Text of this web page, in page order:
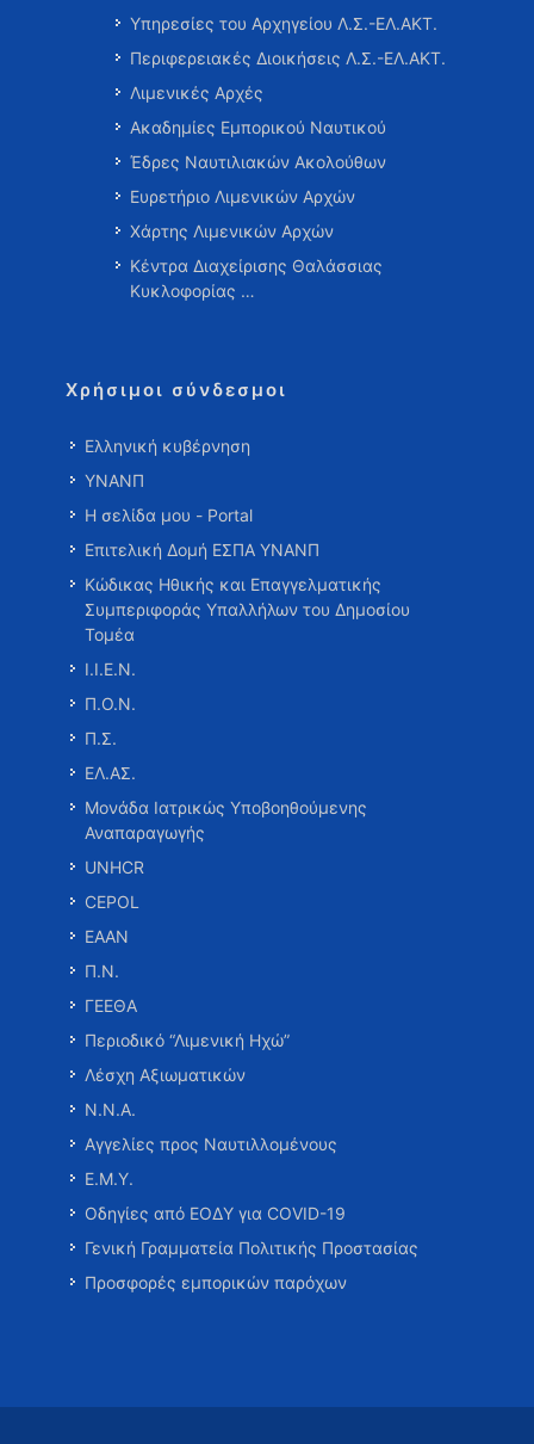
Υπηρεσίες του Αρχηγείου Λ.Σ.-ΕΛ.ΑΚΤ.
Περιφερειακές Διοικήσεις Λ.Σ.-ΕΛ.ΑΚΤ.
Λιμενικές Αρχές
Ακαδημίες Εμπορικού Ναυτικού
Έδρες Ναυτιλιακών Ακολούθων
Ευρετήριο Λιμενικών Αρχών
Χάρτης Λιμενικών Αρχών
Κέντρα Διαχείρισης Θαλάσσιας
Κυκλοφορίας …
Χρήσιμοι σύνδεσμοι
Ελληνική κυβέρνηση
ΥΝΑΝΠ
Η σελίδα μου - Portal
Επιτελική Δομή ΕΣΠΑ ΥΝΑΝΠ
Κώδικας Ηθικής και Επαγγελματικής
Συμπεριφοράς Υπαλλήλων του Δημοσίου
Τομέα
Ι.Ι.Ε.Ν.
Π.Ο.Ν.
Π.Σ.
ΕΛ.ΑΣ.
Μονάδα Ιατρικώς Υποβοηθούμενης
Αναπαραγωγής
UNHCR
CEPOL
ΕΑΑΝ
Π.Ν.
ΓΕΕΘΑ
Περιοδικό “Λιμενική Ηχώ”
Λέσχη Αξιωματικών
Ν.Ν.Α.
Αγγελίες προς Ναυτιλλομένους
Ε.Μ.Υ.
Οδηγίες από ΕΟΔΥ για COVID-19
Γενική Γραμματεία Πολιτικής Προστασίας
Προσφορές εμπορικών παρόχων